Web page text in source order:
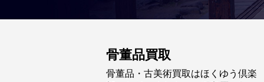
骨董品買取
骨董品・古美術買取はほくゆう倶楽